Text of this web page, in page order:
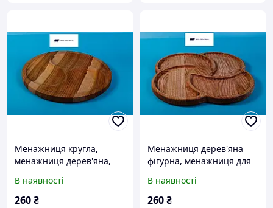
Менажниця кругла,
менажниця дерев'яна,
красива менажниця з
черешні
В наявності
260₴
Менажниця дерев'яна
фігурна, менажниця для
дошка
В наявності
260₴